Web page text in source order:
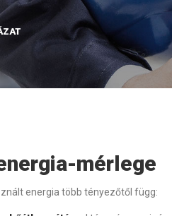
mérlege
energia több tényezőtől függ: